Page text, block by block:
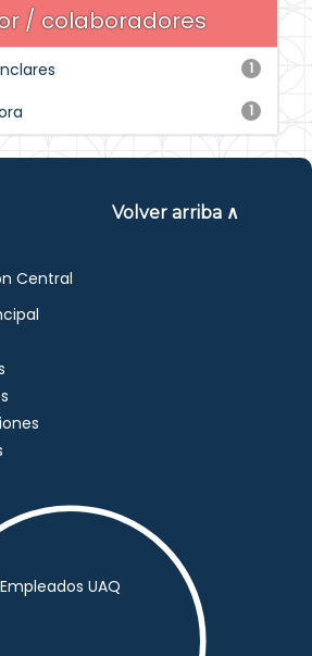
/ colaboradores
1
1
Volver arriba ∧
Central
UAQ